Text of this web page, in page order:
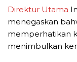
Direktur Utama
menegaskan
memperhatikan
menimbulkan